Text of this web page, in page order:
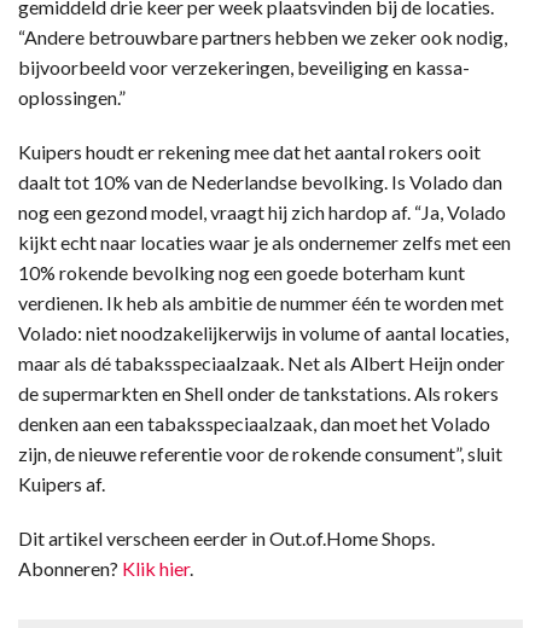
gemiddeld drie keer per week plaatsvinden bij de locaties.
“Andere betrouwbare partners hebben we zeker ook nodig,
bijvoorbeeld voor verzekeringen, beveiliging en kassa-
oplossingen.”
Kuipers houdt er rekening mee dat het aantal rokers ooit
daalt tot 10% van de Nederlandse bevolking. Is Volado dan
nog een gezond model, vraagt hij zich hardop af. “Ja, Volado
kijkt echt naar locaties waar je als ondernemer zelfs met een
10% rokende bevolking nog een goede boterham kunt
verdienen. Ik heb als ambitie de nummer één te worden met
Volado: niet noodzakelijkerwijs in volume of aantal locaties,
maar als dé tabaksspeciaalzaak. Net als Albert Heijn onder
de supermarkten en Shell onder de tankstations. Als rokers
denken aan een tabaksspeciaalzaak, dan moet het Volado
zijn, de nieuwe referentie voor de rokende consument”, sluit
Kuipers af.
Dit artikel verscheen eerder in Out.of.Home Shops.
Abonneren? Klik hier.